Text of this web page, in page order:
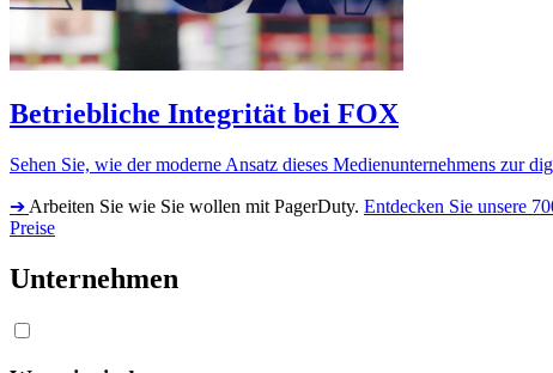
Betriebliche Integrität bei FOX
Sehen Sie, wie der moderne Ansatz dieses Medienunternehmens zur
➔ Arbeiten Sie wie Sie wollen mit PagerDuty. Entdecken Sie unsere
Preise
Unternehmen